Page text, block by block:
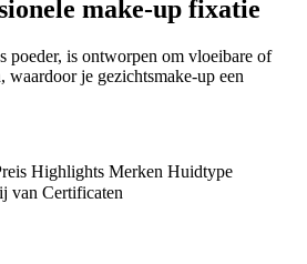
make-up fixatie
poeder, is ontworpen om vloeibare of
waardoor je gezichtsmake-up een
Highlights Merken Huidtype
van Certificaten